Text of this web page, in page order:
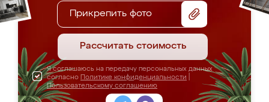
Прикрепить фото
Рассчитать стоимость
Я соглашаюсь на передачу персональных данных
согласно Политике конфиденциальности
Пользовательскому соглашению